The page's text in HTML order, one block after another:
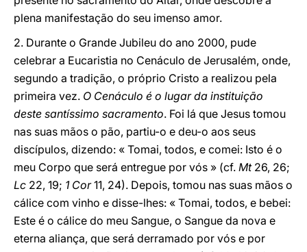
plena manifestação do seu imenso amor.
2. Durante o Grande Jubileu do ano 2000, pude
celebrar a Eucaristia no Cenáculo de Jerusalém, onde,
segundo a tradição, o próprio Cristo a realizou pela
primeira vez. O Cenáculo é o lugar da instituição
deste santíssimo sacramento. Foi lá que Jesus tomou
nas suas mãos o pão, partiu-o e deu-o aos seus
discípulos, dizendo: « Tomai, todos, e comei: Isto é o
meu Corpo que será entregue por vós » (cf. Mt26, 26;
Lc 22, 19; 1 Cor11, 24). Depois, tomou nas suas mãos o
cálice com vinho e disse-lhes: « Tomai, todos, e bebei:
Este é o cálice do meu Sangue, o Sangue da nova e
eterna aliança, que será derramado por vós e por